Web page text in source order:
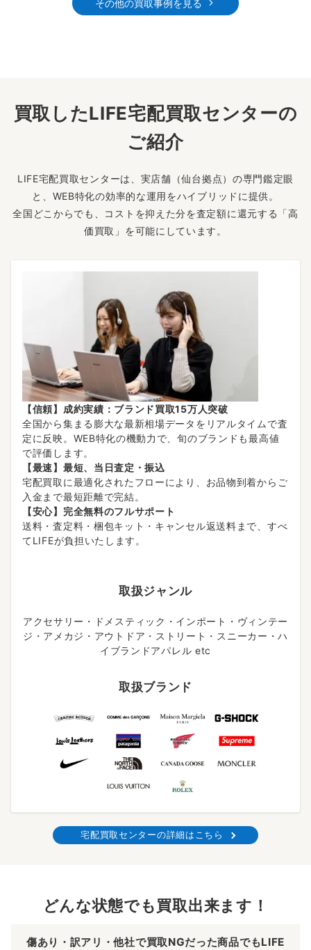
その他の買取事例を見る
買取したLIFE宅配買取センターの
ご紹介
LIFE宅配買取センターは、実店舗（仙台拠点）の専門鑑定眼
と、WEB特化の効率的な運用をハイブリッドに提供。
全国どこからでも、コストを抑えた分を査定額に還元する「高
価買取」を可能にしています。
【信頼】成約実績：ブランド買取15万人突破
全国から集まる膨大な最新相場データをリアルタイムで査
定に反映。WEB特化の機動力で、旬のブランドも最高値
で評価します。
【最速】最短、当日査定・振込
宅配買取に最適化されたフローにより、お品物到着からご
入金まで最短距離で完結。
【安心】完全無料のフルサポート
送料・査定料・梱包キット・キャンセル返送料まで、すべ
てLIFEが負担いたします。
取扱ジャンル
アクセサリー・ドメスティック・インポート・ヴィンテー
ジ・アメカジ・アウトドア・ストリート・スニーカー・ハ
イブランドアパレル etc
取扱ブランド
宅配買取センターの詳細はこちら
どんな状態でも買取出来ます！
傷あり・訳アリ・他社で買取NGだった商品でもLIFE